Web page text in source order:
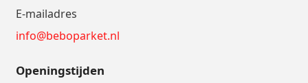
E-mailadres
info@beboparket.nl
Openingstijden